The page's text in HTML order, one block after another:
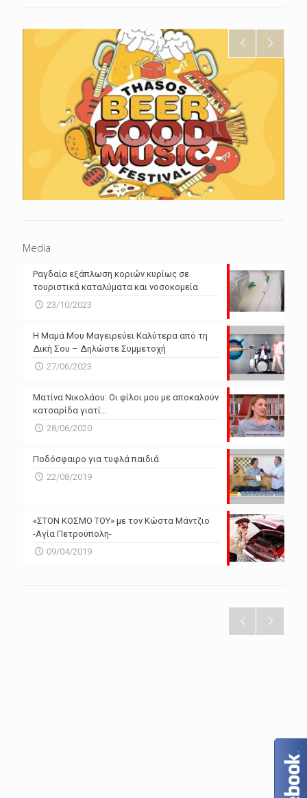
Media
Ραγδαία εξάπλωση κοριών κυρίως σε
τουριστικά καταλύματα και νοσοκομεία
23/10/2023
Η Μαμά Μου Μαγειρεύει Καλύτερα από τη
Δική Σου – Δηλώστε Συμμετοχή
27/06/2023
Ματίνα Νικολάου: Οι φίλοι μου με αποκαλούν
κατσαρίδα γιατί…
28/06/2020
Ποδόσφαιρο για τυφλά παιδιά
22/08/2019
«ΣΤΟΝ ΚΟΣΜΟ ΤΟΥ» με τον Κώστα Μάντζιο
-Αγία Πετρούπολη-
09/04/2019